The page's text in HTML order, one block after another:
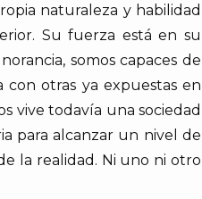
naturaleza y habilidad
Su fuerza está en su
somos capaces de
con otras ya expuestas en
vive todavía una sociedad
para alcanzar un nivel de
la realidad. Ni uno ni otro